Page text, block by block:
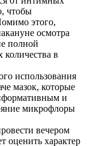
чтобы
этого,
осмотра
полной
в
использования
мазок, которые
и
микрофлоры
вечером
оценить характер